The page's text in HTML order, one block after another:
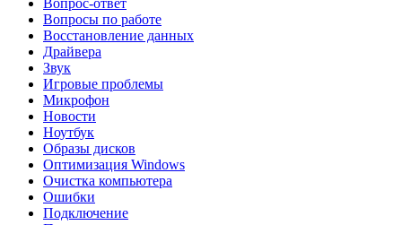
Вопрос-ответ
Вопросы по работе
Восстановление данных
Драйвера
Звук
Игровые проблемы
Микрофон
Новости
Ноутбук
Образы дисков
Оптимизация Windows
Очистка компьютера
Ошибки
Подключение